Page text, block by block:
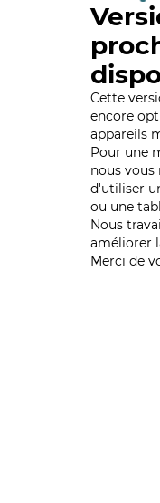
Cette
encore
appareils
Pour une
nous
d'utiliser
ou une
Nous
améliorer
Merci de